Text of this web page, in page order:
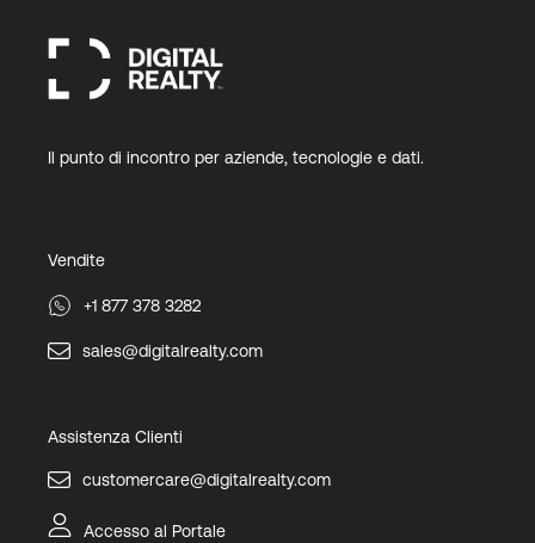
Il punto di incontro per aziende, tecnologie e dati.
Vendite
+1 877 378 3282
sales@digitalrealty.com
Assistenza Clienti
customercare@digitalrealty.com
Accesso al Portale